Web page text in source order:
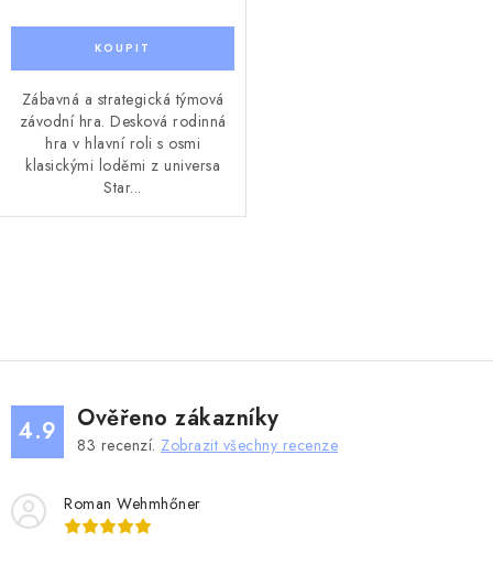
Zábavná a strategická týmová
závodní hra. Desková rodinná
hra v hlavní roli s osmi
klasickými loděmi z universa
Star...
á
d
a
c
p
4.9 Ověřeno zákazníky
83 recenzí. Zobrazit všechny recenze
Roman Wehmhőner